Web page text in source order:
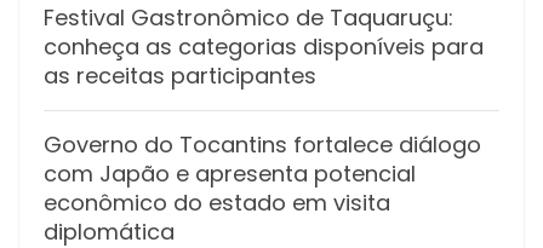
Festival Gastronômico de Taquaruçu:
conheça as categorias disponíveis para
as receitas participantes
Governo do Tocantins fortalece diálogo
com Japão e apresenta potencial
econômico do estado em visita
diplomática